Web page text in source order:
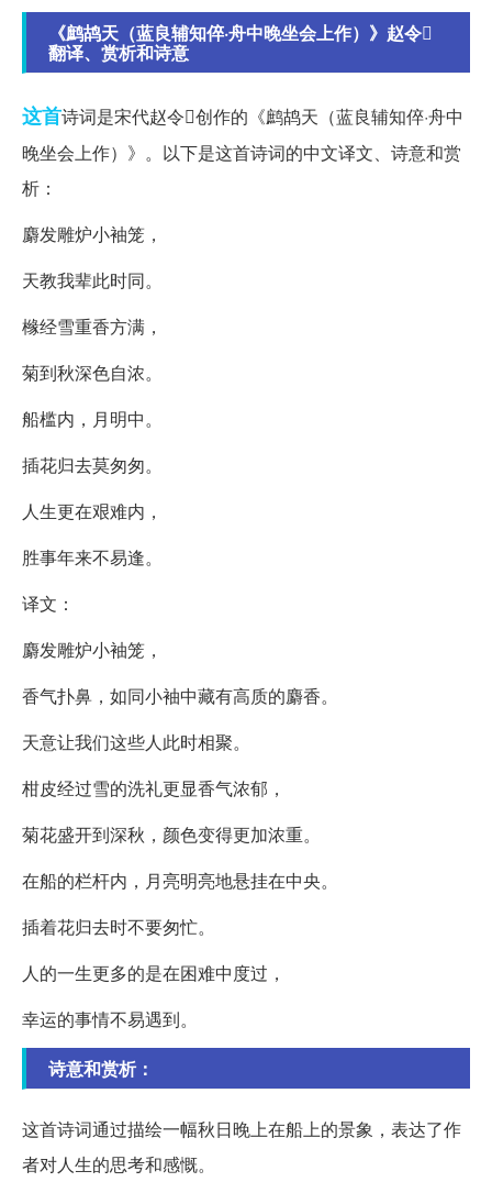
《鹧鸪天（蓝良辅知倅·舟中晚坐会上作）》赵令
翻译、赏析和诗意
这首诗词是宋代赵令创作的《鹧鸪天（蓝良辅知倅·舟中
晚坐会上作）》。以下是这首诗词的中文译文、诗意和赏
析：
麝发雕炉小袖笼，
天教我辈此时同。
橼经雪重香方满，
菊到秋深色自浓。
船槛内，月明中。
插花归去莫匆匆。
人生更在艰难内，
胜事年来不易逢。
译文：
麝发雕炉小袖笼，
香气扑鼻，如同小袖中藏有高质的麝香。
天意让我们这些人此时相聚。
柑皮经过雪的洗礼更显香气浓郁，
菊花盛开到深秋，颜色变得更加浓重。
在船的栏杆内，月亮明亮地悬挂在中央。
插着花归去时不要匆忙。
人的一生更多的是在困难中度过，
幸运的事情不易遇到。
诗意和赏析：
这首诗词通过描绘一幅秋日晚上在船上的景象，表达了作
者对人生的思考和感慨。